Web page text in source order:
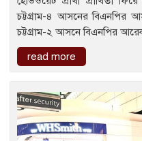
চট্টগ্রাম-৪ আসনের বিএনপির
চট্টগ্রাম-২ আসনে বিএনপির
read more